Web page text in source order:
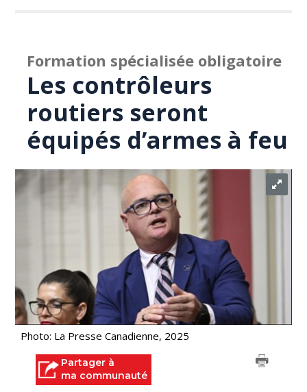
Formation spécialisée obligatoire
Les contrôleurs
routiers seront
équipés d’armes à feu
Photo: La Presse Canadienne, 2025
Partager à
ma communauté